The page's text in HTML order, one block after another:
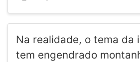
Na realidade, o tema da
tem engendrado